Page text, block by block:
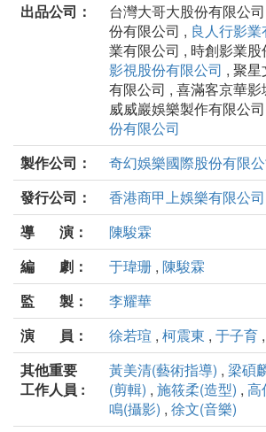
出品公司：
台灣大哥大股份有限公
份有限公司 , 良人行影業
業有限公司 , 時創影業股
影視股份有限公司 , 聚
有限公司 , 喜滿客京華
威威巖娛樂製作有限公
份有限公司
製作公司：
奇幻娛樂國際股份有限
發行公司：
香港商甲上娛樂有限公
導 演：
陳駿霖
編 劇：
于瑋珊 , 陳駿霖
監 製：
李耀華
演 員：
徐若瑄 , 柯震東 , 于子育 ,
其他重要
工作人員 :
黃美清(藝術指導) , 梁碩
(剪輯) , 施筱柔(造型) , 高
鳴(攝影) , 徐文(音樂)